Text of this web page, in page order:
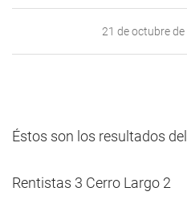
21 de octubre
Éstos son los resultados
Rentistas 3 Cerro Largo 2